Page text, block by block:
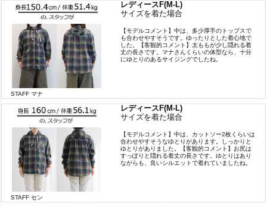
レディースF(M-L)
サイズを着た場合
STAFF マナ
【モデルコメント】中は、多少厚手のトップスで
も合わせやすそうです。ゆったりとした着心地で
した。【客観的コメント】太ももが少し隠れる着
丈の長さです。マナさんくらいの体型なら、十分
にゆとりのあるサイジングでしたね。
レディースF(M-L)
サイズを着た場合
STAFF セン
【モデルコメント】中は、カットソー2枚くらいは
合わせやすそうなゆとりがあります。しっかりと
ゆとりがありました。【客観的コメント】お尻は
すっぽりと隠れる着丈の長さです。ゆとりはあり
ながらも、良いシルエットで着れていましたね。